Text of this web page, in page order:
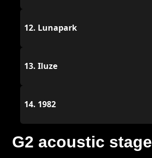
12. Lunapark
13. Iluze
14. 1982
G2 acoustic stage